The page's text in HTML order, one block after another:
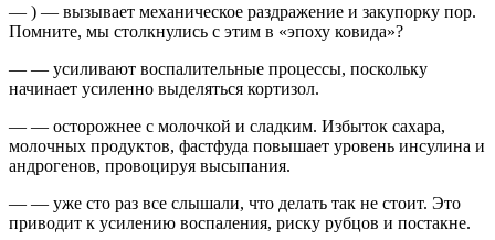
— ) — вызывает механическое раздражение и закупорку пор.
Помните, мы столкнулись с этим в «эпоху ковида»?
— — усиливают воспалительные процессы, поскольку
начинает усиленно выделяться кортизол.
— — осторожнее с молочкой и сладким. Избыток сахара,
молочных продуктов, фастфуда повышает уровень инсулина и
андрогенов, провоцируя высыпания.
— — уже сто раз все слышали, что делать так не стоит. Это
приводит к усилению воспаления, риску рубцов и постакне.